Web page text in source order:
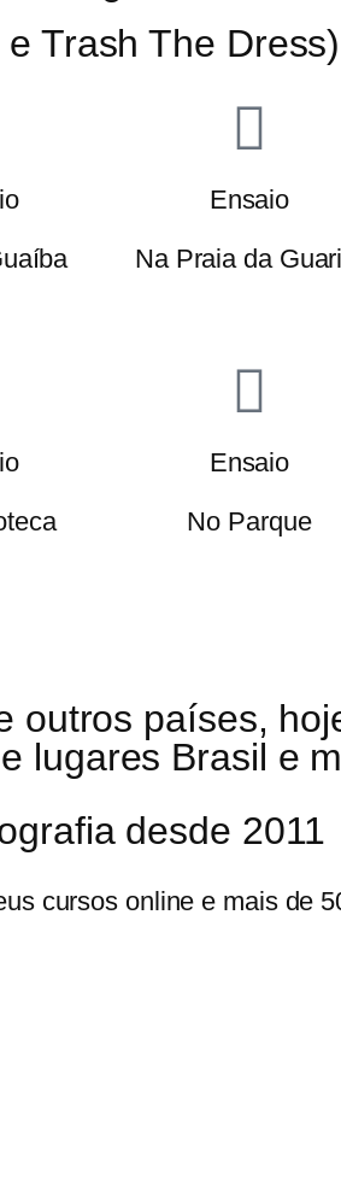
Trash The Dress)
Ensaio
Na Praia da
Ensaio
No Parque
outros países,
lugares Brasil e
desde 2011
cursos online e mais de